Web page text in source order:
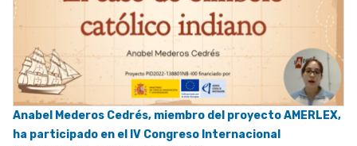
Anabel Mederos Cedrés, miembro del proyecto AMERLEX,
ha participado en el IV Congreso Internacional